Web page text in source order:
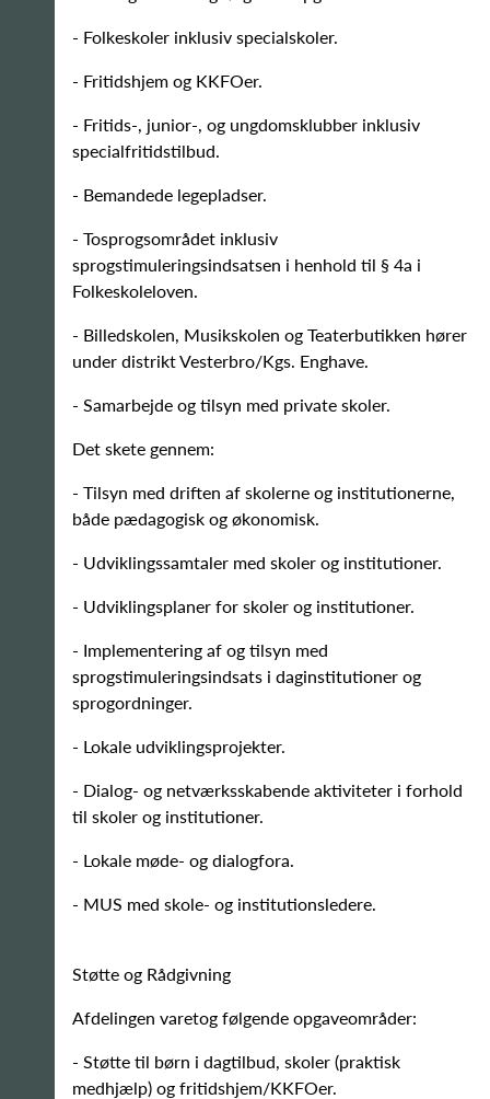
- Folkeskoler inklusiv specialskoler.
- Fritidshjem og KKFOer.
- Fritids-, junior-, og ungdomsklubber inklusiv
specialfritidstilbud.
- Bemandede legepladser.
- Tosprogsområdet inklusiv
sprogstimuleringsindsatsen i henhold til § 4a i
Folkeskoleloven.
- Billedskolen, Musikskolen og Teaterbutikken hører
under distrikt Vesterbro/Kgs. Enghave.
- Samarbejde og tilsyn med private skoler.
Det skete gennem:
- Tilsyn med driften af skolerne og institutionerne,
både pædagogisk og økonomisk.
- Udviklingssamtaler med skoler og institutioner.
- Udviklingsplaner for skoler og institutioner.
- Implementering af og tilsyn med
sprogstimuleringsindsats i daginstitutioner og
sprogordninger.
- Lokale udviklingsprojekter.
- Dialog- og netværksskabende aktiviteter i forhold
til skoler og institutioner.
- Lokale møde- og dialogfora.
- MUS med skole- og institutionsledere.
Støtte og Rådgivning
Afdelingen varetog følgende opgaveområder:
- Støtte til børn i dagtilbud, skoler (praktisk
medhjælp) og fritidshjem/KKFOer.